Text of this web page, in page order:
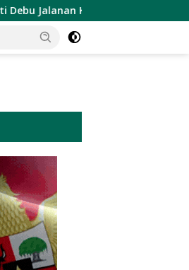
Fauzan : Pemkab